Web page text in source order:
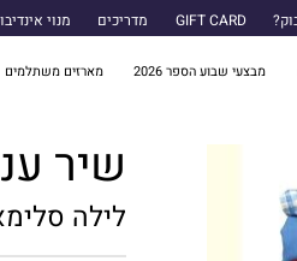
GIFT CARD מדריכים מנוי
מבצעי שבוע הספר 2026 מארזים משתלמים
שיר
לילה